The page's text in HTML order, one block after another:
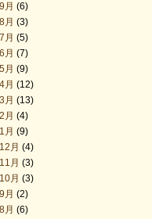
月 (6)
月 (3)
月 (5)
月 (7)
月 (9)
月 (12)
月 (13)
月 (4)
月 (9)
月 (4)
月 (3)
月 (3)
月 (2)
月 (6)